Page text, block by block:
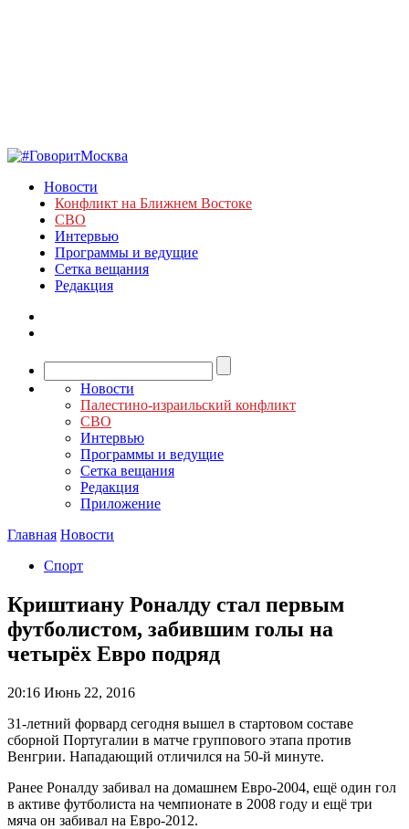
Новости
Конфликт на Ближнем Востоке
СВО
Интервью
Программы и ведущие
Сетка вещания
Редакция
Новости
Палестино-израильский конфликт
СВО
Интервью
Программы и ведущие
Сетка вещания
Редакция
Приложение
Главная Новости
Спорт
Криштиану Роналду стал первым
футболистом, забившим голы на
четырёх Евро подряд
20:16 Июнь 22, 2016
31-летний форвард сегодня вышел в стартовом составе
сборной Португалии в матче группового этапа против
Венгрии. Нападающий отличился на 50-й минуте.
Ранее Роналду забивал на домашнем Евро-2004, ещё один гол
в активе футболиста на чемпионате в 2008 году и ещё три
мяча он забивал на Евро-2012.